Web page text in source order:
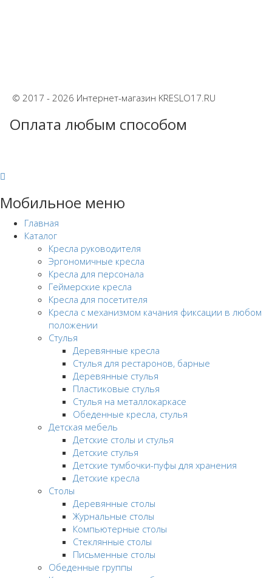
© 2017 - 2026 Интернет-магазин KRESLO17.RU
Оплата любым способом
Мобильное меню
Главная
Каталог
Кресла руководителя
Эргономичные кресла
Кресла для персонала
Геймерские кресла
Кресла для посетителя
Кресла с механизмом качания фиксации в любом
положении
Стулья
Деревянные кресла
Стулья для рестаронов, барные
Деревянные стулья
Пластиковые стулья
Стулья на металлокаркасе
Обеденные кресла, стулья
Детская мебель
Детские столы и стулья
Детские стулья
Детские тумбочки-пуфы для хранения
Детские кресла
Столы
Деревянные столы
Журнальные столы
Компьютерные столы
Стеклянные столы
Письменные столы
Обеденные группы